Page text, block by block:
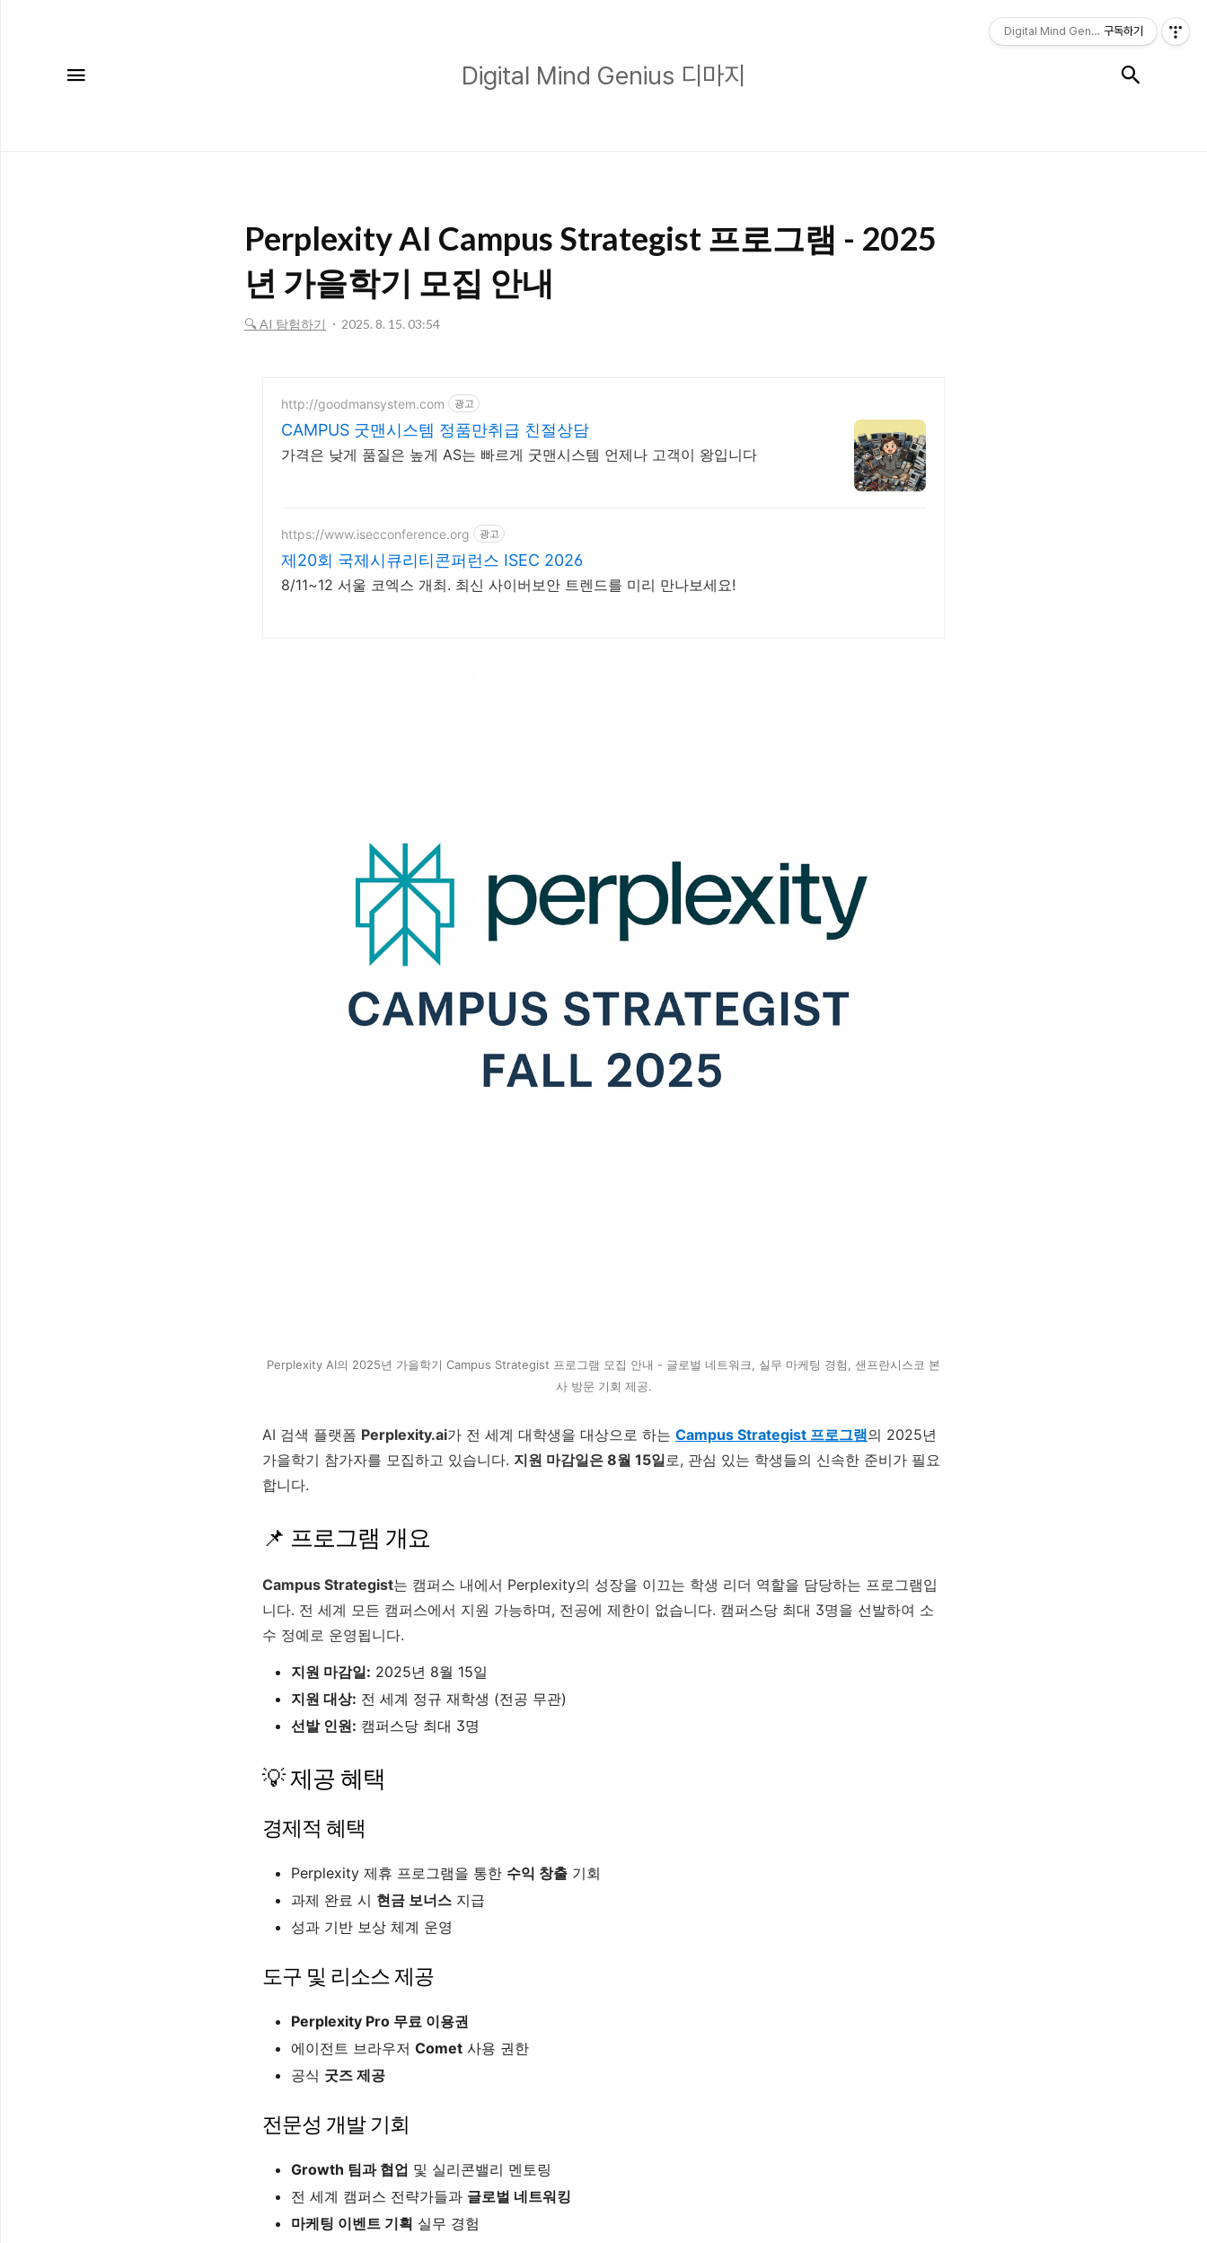
Mind
Digital Mind Genius 디마지
Perplexity AI Campus Strategist 프로그램 - 2025
년 가을학기 모집 안내
🔍 AI 탐험하기 2025. 8. 15. 03:54
http://goodmansystem.com 광고
CAMPUS 굿맨시스템 정품만취급 친절상담
가격은 낮게 품질은 높게 AS는 빠르게 굿맨시스템 언제나 고객이 왕입니다
https://www.isecconference.org 광고
제20회 국제시큐리티콘퍼런스 ISEC 2026
8/11~12 서울 코엑스 개최. 최신 사이버보안 트렌드를 미리 만나보세요!
Perplexity AI의 2025년 가을학기 Campus Strategist 프로그램 모집 안내 - 글로벌 네트워크, 실무 마케팅 경험, 샌프란시스코 본
사 방문 기회 제공.
AI 검색 플랫폼 Perplexity.ai가 전 세계 대학생을 대상으로 하는 Campus Strategist 프로그램의 2025년
가을학기 참가자를 모집하고 있습니다. 지원 마감일은 8월 15일로, 관심 있는 학생들의 신속한 준비가 필요
합니다.
📌 프로그램 개요
Campus Strategist는 캠퍼스 내에서 Perplexity의 성장을 이끄는 학생 리더 역할을 담당하는 프로그램입
니다. 전 세계 모든 캠퍼스에서 지원 가능하며, 전공에 제한이 없습니다. 캠퍼스당 최대 3명을 선발하여 소
수 정예로 운영됩니다.
지원 마감일: 2025년 8월 15일
지원 대상: 전 세계 정규 재학생 (전공 무관)
선발 인원: 캠퍼스당 최대 3명
💡 제공 혜택
경제적 혜택
Perplexity 제휴 프로그램을 통한 수익 창출 기회
과제 완료 시 현금 보너스 지급
성과 기반 보상 체계 운영
도구 및 리소스 제공
Perplexity Pro 무료 이용권
에이전트 브라우저 Comet 사용 권한
공식 굿즈 제공
전문성 개발 기회
Growth 팀과 협업 및 실리콘밸리 멘토링
전 세계 캠퍼스 전략가들과 글로벌 네트워킹
마케팅 이벤트 기획 실무 경험
Digital Mind Genius 디마지
구독하기